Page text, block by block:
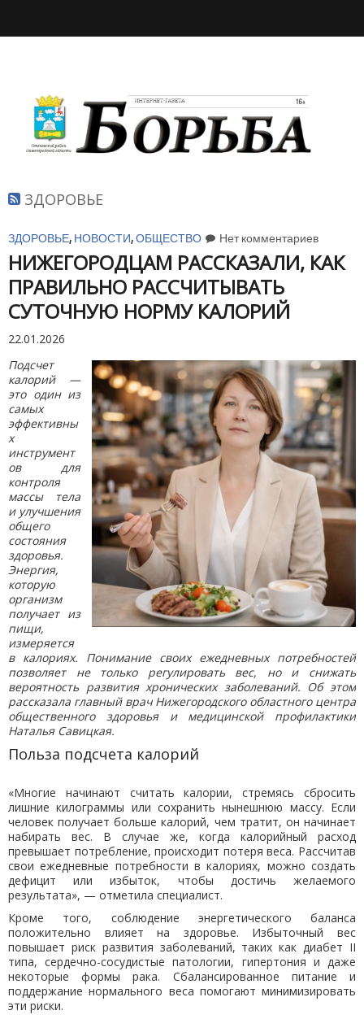
ЗДОРОВЬЕ
ЗДОРОВЬЕ, НОВОСТИ,ОБЩЕСТВО Нет комментариев
НИЖЕГОРОДЦАМ РАССКАЗАЛИ, КАК
ПРАВИЛЬНО РАССЧИТЫВАТЬ
СУТОЧНУЮ НОРМУ КАЛОРИЙ
22.01.2026
Подсчет
калорий —
это один из
самых
эффективны
х
инструмент
ов для
контроля
массы тела
и улучшения
общего
состояния
здоровья.
Энергия,
которую
организм
получает из
пищи,
измеряется
в калориях. Понимание своих ежедневных потребностей
позволяет не только регулировать вес, но и снижать
вероятность развития хронических заболеваний. Об этом
рассказала главный врач Нижегородского областного центра
общественного здоровья и медицинской профилактики
Наталья Савицкая.
Польза подсчета калорий
«Многие начинают считать калории, стремясь сбросить
лишние килограммы или сохранить нынешнюю массу. Если
человек получает больше калорий, чем тратит, он начинает
набирать вес. В случае же, когда калорийный расход
превышает потребление, происходит потеря веса. Рассчитав
свои ежедневные потребности в калориях, можно создать
дефицит или избыток, чтобы достичь желаемого
результата», — отметила специалист.
Кроме того, соблюдение энергетического баланса
положительно влияет на здоровье. Избыточный вес
повышает риск развития заболеваний, таких как диабет II
типа, сердечно-сосудистые патологии, гипертония и даже
некоторые формы рака. Сбалансированное питание и
поддержание нормального веса помогают минимизировать
эти риски.